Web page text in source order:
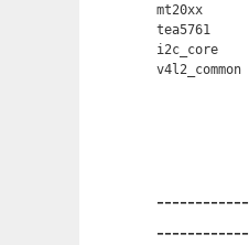
mt20xx
tea5761
i2c_core